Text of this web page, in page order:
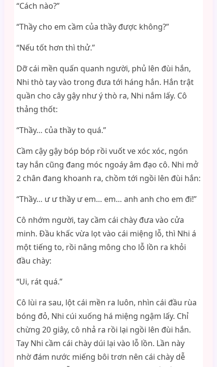
“Cách nào?”
“Thầy cho em cầm của thầy được không?”
“Nếu tốt hơn thì thử.”
Dỡ cái mền quấn quanh người, phủ lên đùi hắn,
Nhi thò tay vào trong đưa tới háng hắn. Hắn trật
quần cho cây gậy như ý thò ra, Nhi nắm lấy. Cô
thảng thốt:
“Thầy… của thầy to quá.”
Cầm cậy gậy bóp bóp rồi vuốt ve xóc xóc, ngón
tay hắn cũng đang móc ngoáy âm đạo cô. Nhi mở
2 chân đang khoanh ra, chồm tới ngồi lên đùi hắn:
“Thầy… ư ư thầy ư em… em… anh anh cho em đi!”
Cô nhớm người, tay cầm cái chày đưa vào cửa
minh. Đầu khấc vừa lọt vào cái miệng lỗ, thì Nhi á
một tiếng to, rồi nâng mông cho lỗ lồn ra khỏi
đầu chày:
“Ui, rát quá.”
Cô lùi ra sau, lột cái mền ra luôn, nhìn cái đầu rùa
bóng đỏ, Nhi cúi xuống há miệng ngậm lấy. Chỉ
chừng 20 giây, cô nhả ra rồi lại ngồi lên đùi hắn.
Tay Nhi cầm cái chày dúi lại vào lỗ lồn. Lần này
nhờ đám nước miếng bôi trơn nên cái chày dễ